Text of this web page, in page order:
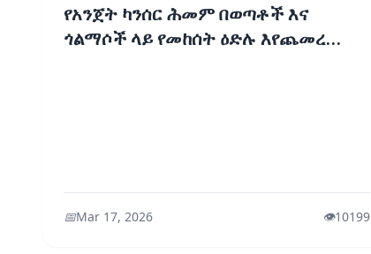
የአንጀት ካንሰር ሕመም በወጣቶች እና
ጎልማሶች ላይ የመከሰት ዕድሉ እየጨመረ
📅Mar 17, 2026 👁️10199